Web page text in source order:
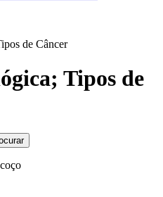
de Câncer
Tipos de